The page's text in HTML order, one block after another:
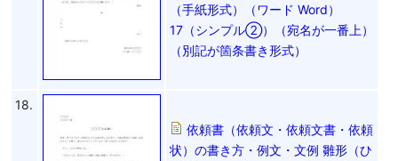
（手紙形式）（ワード Word）
17（シンプル②）（宛名が一番上）
（別記が箇条書き形式）
18.
依頼書（依頼文・依頼文書・依頼
状）の書き方・例文・文例 雛形（ひ